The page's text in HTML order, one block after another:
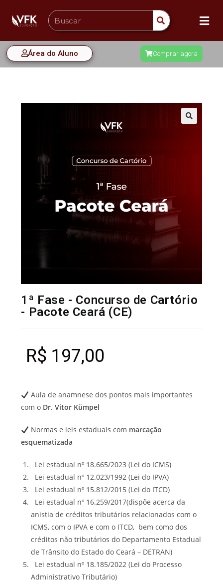
Área do Aluno Comprar agora
1ª Fase - Concurso de Cartório
- Pacote Ceará (CE)
R$ 197,00
Aula de anamnese dos pontos mais importantes
com o Dr. Vitor Kümpel
Normas e leis estaduais com marcação
esquematizada
Lei estadual nº 18.665/2023 (Lei do ICMS)
Lei estadual nº 12.023/1992 (Lei do IPVA)
Lei estadual nº 15.812/2015 (Lei do ITCD)
Lei estadual nº 16.259/2017(dispõe acerca da
anistia de créditos tributários relacionados com o
ICMS, com o IPVA e com o ITCD, bem como dos
créditos não tributários do Departamento Estadual
de Trânsito do Estado do Ceará – DETRAN)
Lei estadual nº 18.185/2022 (Lei do Processo
Administrativo Tributário)